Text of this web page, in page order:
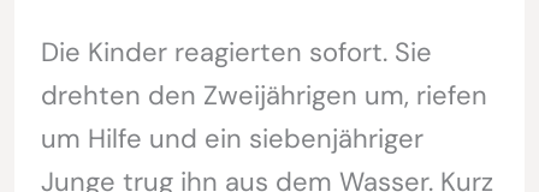
Die Kinder reagierten sofort. Sie
drehten den Zweijährigen um, riefen
um Hilfe und ein siebenjähriger
Junge trug ihn aus dem Wasser. Kurz